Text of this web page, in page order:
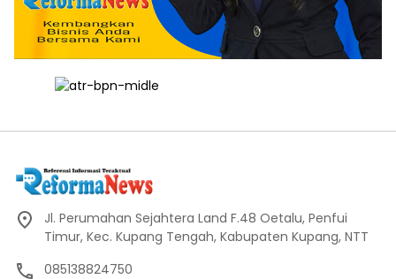
Jl. Perumahan Sejahtera Land F.48 Oetalu, Penfui
Timur, Kec. Kupang Tengah, Kabupaten Kupang, NTT
085138824750